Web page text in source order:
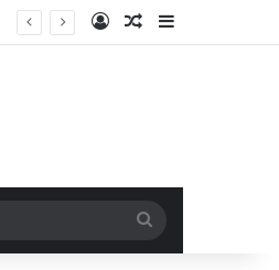
Log InRandom Article
Sidebar
for